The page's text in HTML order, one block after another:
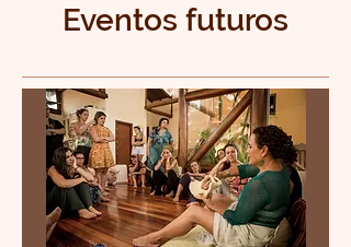
Eventos futuros